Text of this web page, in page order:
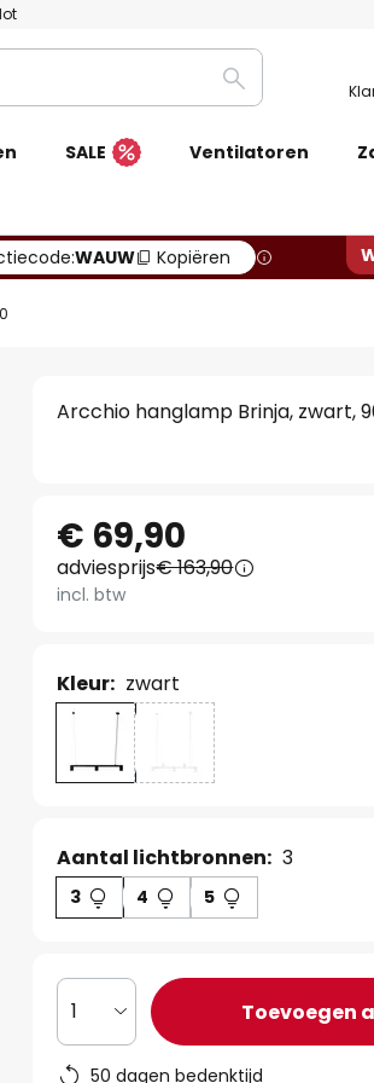
Zoeken
SALE Ventilatoren
WAUW Kopiëren
Arcchio hanglamp Brinja, zwart,
€ 69,90
adviesprijs€ 163,90
incl. btw
Kleur: zwart
Aantal lichtbronnen: 3
3 4 5
1 Toevoegen
50 dagen bedenktijd